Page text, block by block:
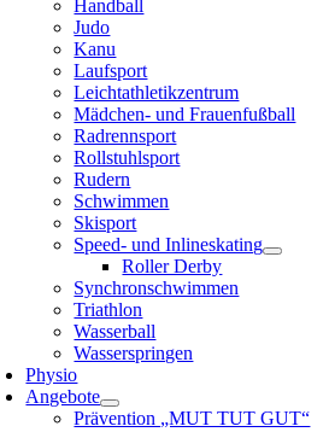
Handball
Judo
Kanu
Laufsport
Leichtathletikzentrum
Mädchen- und Frauenfußball
Radrennsport
Rollstuhlsport
Rudern
Schwimmen
Skisport
Speed- und Inlineskating
Roller Derby
Synchronschwimmen
Triathlon
Wasserball
Wasserspringen
Physio
Angebote
Prävention „MUT TUT GUT“